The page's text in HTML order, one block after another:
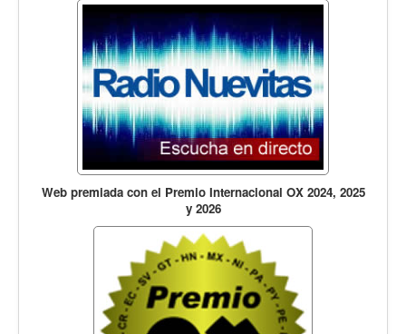
Web premiada con el Premio Internacional OX 2024, 2025
y 2026